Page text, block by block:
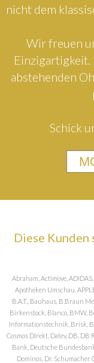
nicht dem
Wir freuen
Einzigartigkeit.
abstehenden
Schick
Diese
Abraham, Actimove,
Apotheken Umschau,
B.A.T., Bauhaus, B.Braun
Birkenstock, Blanco, BMW,
Informationstechnik, Brisk,
Cosmos DIrekt, Datev, DB,
Bank, Deutsche
Dominos, Dr. Schumacher